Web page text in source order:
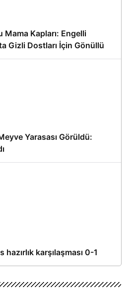
Mama Kapları: Engelli
Gizli Dostları İçin Gönüllü
Yarasası Görüldü:
karşılaşması 0-1